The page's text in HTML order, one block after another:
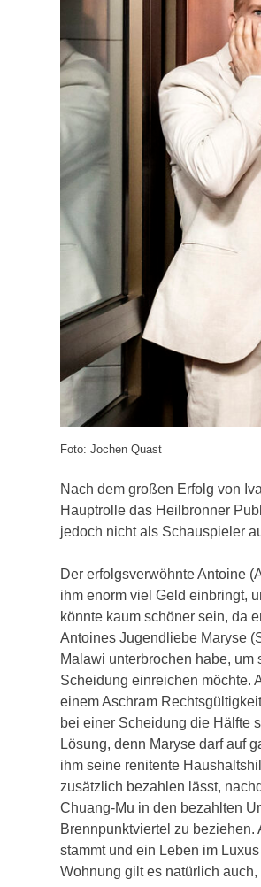
Foto: Jochen Quast
Nach dem großen Erfolg von
Hauptrolle das Heilbronner
jedoch nicht als Schauspieler
Der erfolgsverwöhnte Antoine
ihm enorm viel Geld einbringt,
könnte kaum schöner sein, da
Antoines Jugendliebe Maryse
Malawi unterbrochen habe,
Scheidung einreichen möchte.
einem Aschram
bei einer Scheidung die Hälfte
Lösung, denn Maryse darf auf
ihm seine renitente
zusätzlich bezahlen lässt,
Chuang-Mu in den bezahlten
Brennpunktviertel zu
stammt und ein Leben im
Wohnung gilt es natürlich